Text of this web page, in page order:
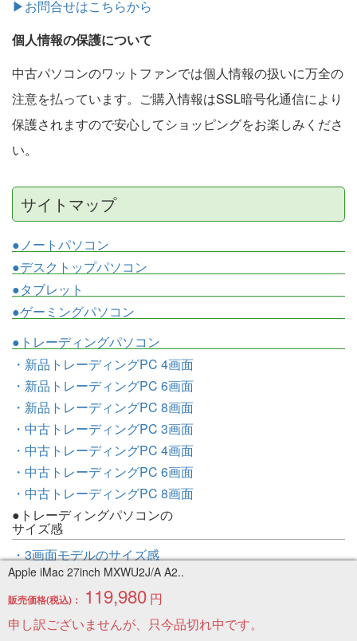
Apple iMac 27inch MXWU2J/A A2..
販売価格(税込)： 119,980 円
申し訳ございませんが、只今品切れ中です。
▶お問合せはこちらから
個人情報の保護について
中古パソコンのワットファンでは個人情報の扱いに万全の
注意を払っています。ご購入情報はSSL暗号化通信により
保護されますので安心してショッピングをお楽しみくださ
い。
サイトマップ
●ノートパソコン
●デスクトップパソコン
●タブレット
●ゲーミングパソコン
●トレーディングパソコン
・新品トレーディングPC 4画面
・新品トレーディングPC 6画面
・新品トレーディングPC 8画面
・中古トレーディングPC 3画面
・中古トレーディングPC 4画面
・中古トレーディングPC 6画面
・中古トレーディングPC 8画面
●トレーディングパソコンの
サイズ感
・3画面モデルのサイズ感
・4画面モデルのサイズ感
・6画面モデルのサイズ感
・8画面モデルのサイズ感